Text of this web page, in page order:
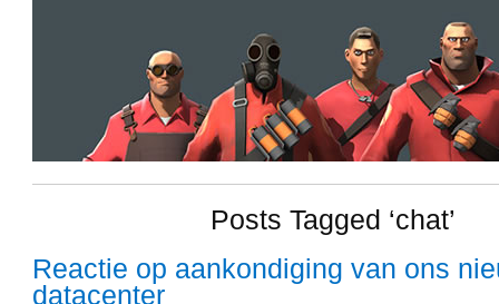
Posts Tagged ‘chat’
Reactie op aankondiging van ons
datacenter